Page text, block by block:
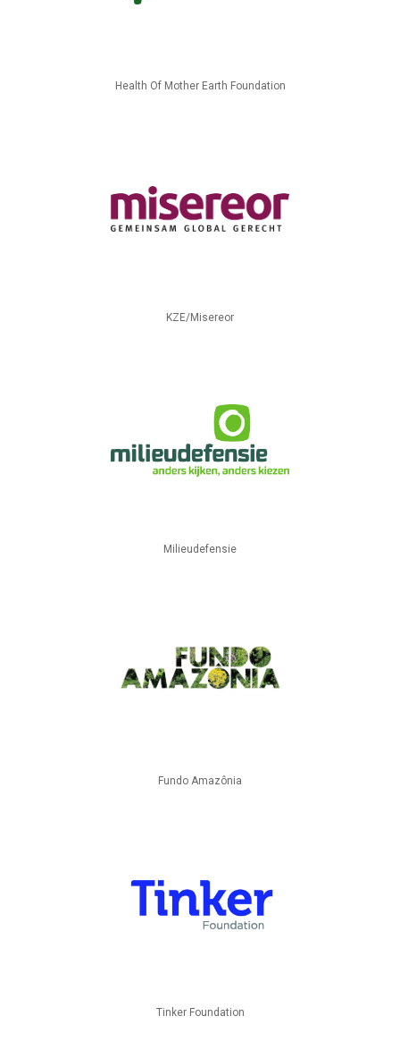
Health Of Mother Earth Foundation
KZE/Misereor
Milieudefensie
Fundo Amazônia
Tinker Foundation